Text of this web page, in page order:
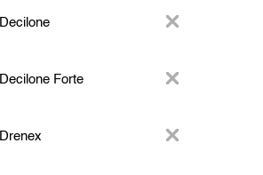
Decilone
Decilone Forte
Drenex